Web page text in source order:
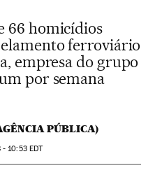
66 homicídios
ferroviário
empresa do grupo
por semana
PÚBLICA)
- 10:53EDT